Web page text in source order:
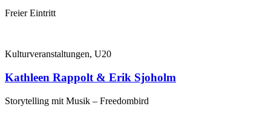
Freier Eintritt
Kulturveranstaltungen, U20
Kathleen Rappolt & Erik Sjoholm
Storytelling mit Musik – Freedombird